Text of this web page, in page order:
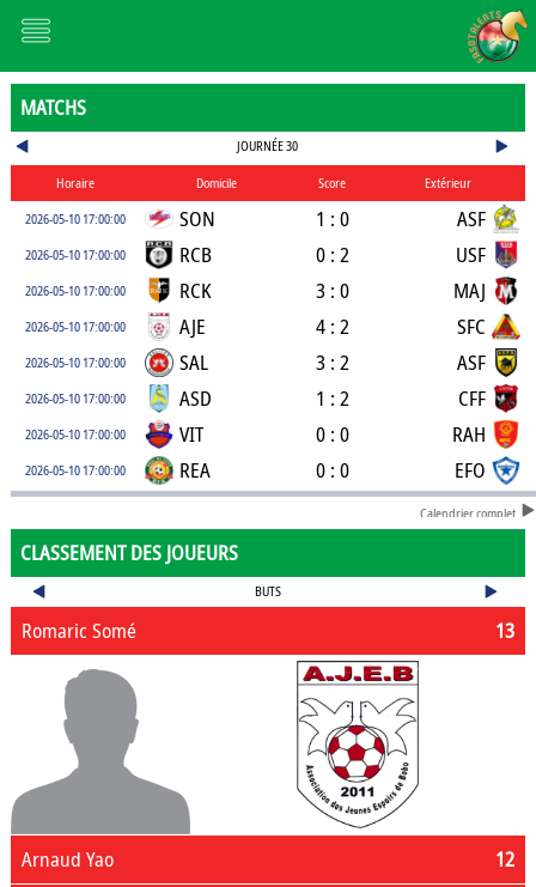
MATCHS
JOURNÉE 30
Horaire Domicile Score
Extérieur
2026-05-10 17:00:00
SON 1 : 0 ASF
2026-05-10 17:00:00 RCB 0 : 2 USF
2026-05-10 17:00:00 RCK 3 : 0 MAJ
2026-05-10 17:00:00 AJE 4 : 2 SFC
2026-05-10 17:00:00 SAL 3 : 2 ASF
2026-05-10 17:00:00 ASD 1 : 2 CFF
2026-05-10 17:00:00 VIT 0 : 0 RAH
2026-05-10 17:00:00 REA 0 : 0 EFO
Calendrier complet
CLASSEMENT DES JOUEURS
BUTS
13
Romaric Somé
12
Arnaud Yao